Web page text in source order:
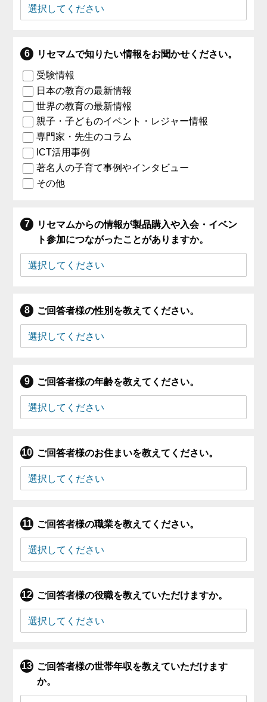
リセマムで知りたい情報をお聞かせください。
受験情報
日本の教育の最新情報
世界の教育の最新情報
親子・子どものイベント・レジャー情報
専門家・先生のコラム
ICT活用事例
著名人の子育て事例やインタビュー
その他
リセマムからの情報が製品購入や入会・イベン
ト参加につながったことがありますか。
ご回答者様の性別を教えてください。
ご回答者様の年齢を教えてください。
ご回答者様のお住まいを教えてください。
ご回答者様の職業を教えてください。
ご回答者様の役職を教えていただけますか。
ご回答者様の世帯年収を教えていただけます
か。